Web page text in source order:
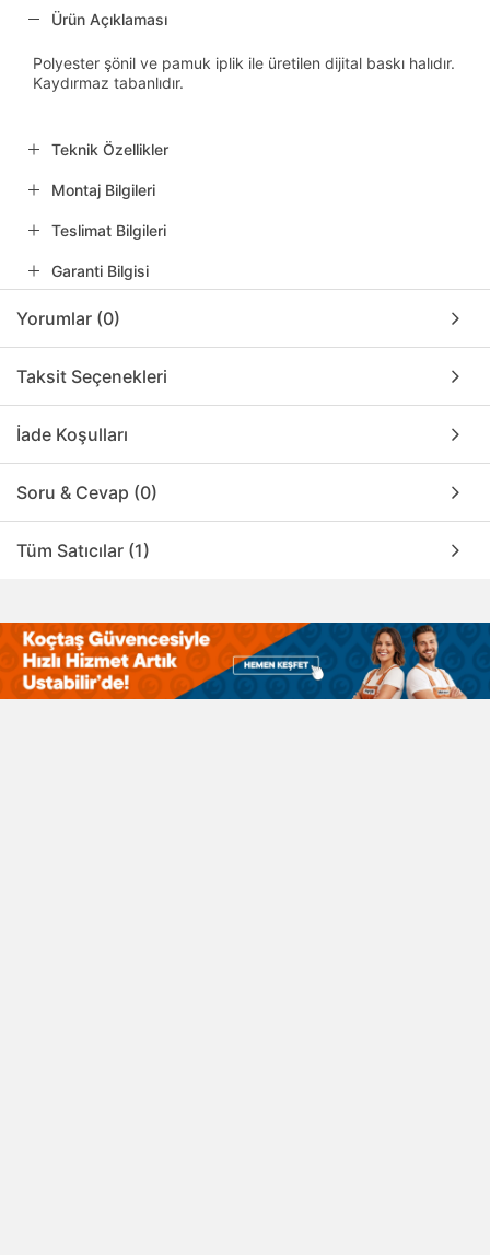
Ürün Açıklaması
Polyester şönil ve pamuk iplik ile üretilen dijital baskı halıdır.
Kaydırmaz tabanlıdır.
Teknik Özellikler
Montaj Bilgileri
Teslimat Bilgileri
Garanti Bilgisi
Yorumlar (0)
Taksit Seçenekleri
İade Koşulları
Soru & Cevap (0)
Tüm Satıcılar (1)